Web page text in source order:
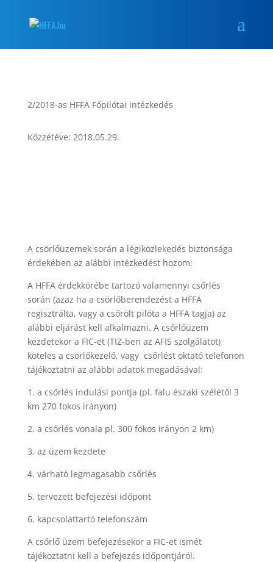
2/2018-as HFFA Főpilótai intézkedés
Közzétéve: 2018.05.29.
A csörlőüzemek során a légiközlekedés biztonsága
érdekében az alábbi intézkedést hozom:
A HFFA érdekkörébe tartozó valamennyi csőrlés
során (azaz ha a csörlőberendezést a HFFA
regisztrálta, vagy a csőrölt pilóta a HFFA tagja) az
alábbi eljárást kell alkalmazni. A csőrlőüzem
kezdetekor a FIC-et (TIZ-ben az AFIS szolgálatot)
köteles a csörlőkezelő, vagy csőrlést oktató telefonon
tájékoztatni az alábbi adatok megadásával:
1. a csőrlés indulási pontja (pl. falu északi szélétől 3
km 270 fokos irányon)
2. a csőrlés vonala pl. 300 fokos irányon 2 km)
3. az üzem kezdete
4. várható legmagasabb csőrlés
5. tervezett befejezési időpont
6. kapcsolattartó telefonszám
A csőrlő üzem befejezésekor a FIC-et ismét
tájékoztatni kell a befejezés időpontjáról.